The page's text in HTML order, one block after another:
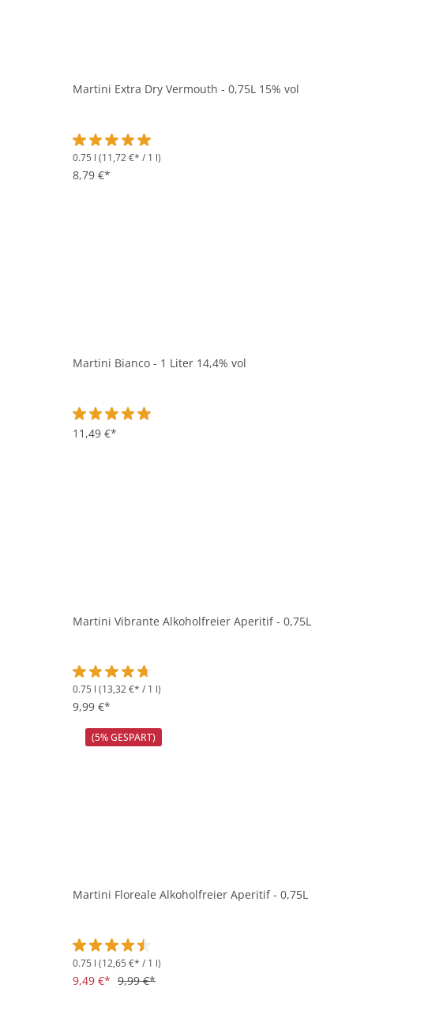
Martini Extra Dry Vermouth - 0,75L 15% vol
Durchschnittliche Bewertung von 5 von 5 Sternen
0.75 l (11,72 €* / 1 l)
8,79 €*
Martini Bianco - 1 Liter 14,4% vol
Durchschnittliche Bewertung von 4.9 von 5 Sternen
11,49 €*
Martini Vibrante Alkoholfreier Aperitif - 0,75L
Durchschnittliche Bewertung von 4.7 von 5 Sternen
0.75 l (13,32 €* / 1 l)
9,99 €*
(5% GESPART)
Martini Floreale Alkoholfreier Aperitif - 0,75L
Durchschnittliche Bewertung von 4.5 von 5 Sternen
0.75 l (12,65 €* / 1 l)
9,49 €* 9,99 €*